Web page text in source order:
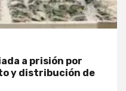
a prisión por
y distribución de